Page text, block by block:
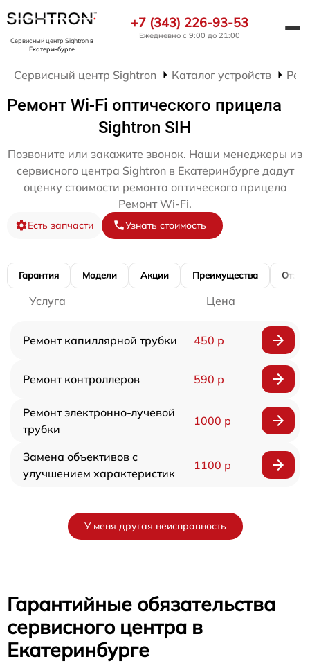
Сервисный центр Sightronв
Екатеринбурге
+7 (343) 226-93-53
Ежедневно с 9:00 до 21:00
Сервисный центр Sightron Каталог устройств
Ремонт Wi-Fi оптического прицела
Sightron SIH
Позвоните или закажите звонок. Наши менеджеры из
сервисного центра Sightron в Екатеринбурге дадут
оценку стоимости ремонта оптического прицела
Ремонт Wi-Fi.
Есть запчасти Узнать стоимость
Гарантия Модели Акции Преимущества
Услуга Цена
Ремонт капиллярной трубки 450 р
Ремонт контроллеров 590 р
Ремонт электронно-лучевой
трубки
1000 р
Замена объективов с
улучшением характеристик
1100 р
У меня другая неисправность
Гарантийные обязательства
сервисного центра в
Екатеринбурге